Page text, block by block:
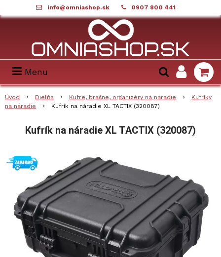
info@omniashop.sk 0907 800 441
Menu
Úvod Dielňa Kufre, brašne, organizéry na náradie
Kufríky
na náradie
Kufrík na náradie XL TACTIX (320087)
Kufrík na náradie XL TACTIX (320087)